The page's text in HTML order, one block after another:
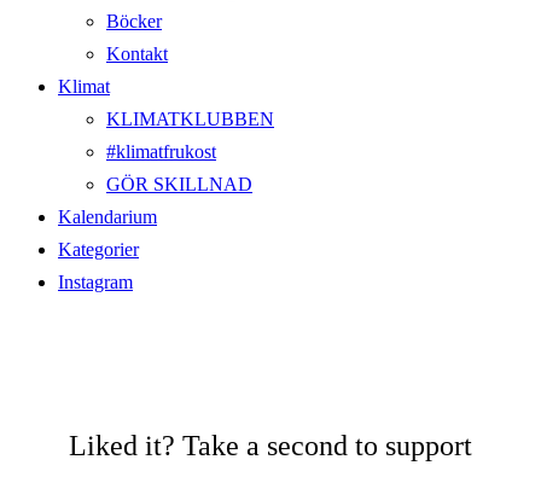
Böcker
Kontakt
Klimat
KLIMATKLUBBEN
#klimatfrukost
GÖR SKILLNAD
Kalendarium
Kategorier
Instagram
Liked it? Take a second to support